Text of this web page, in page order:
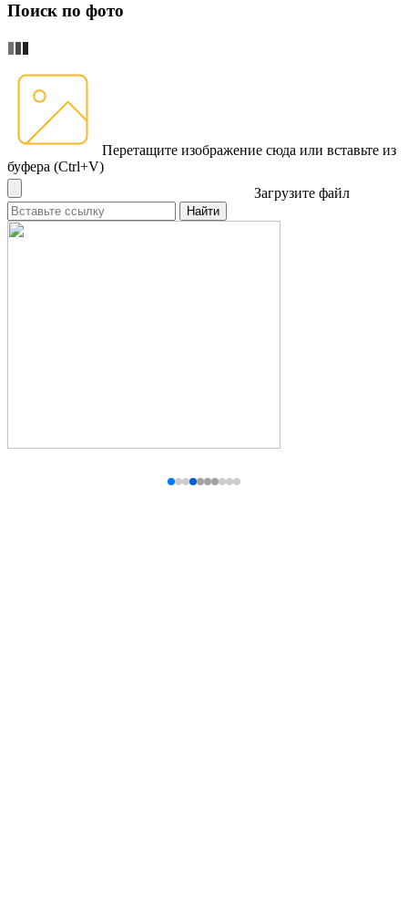
Поиск по фото
Перетащите изображение сюда или вставьте из
буфера (Ctrl+V)
Загрузите файл
Найти